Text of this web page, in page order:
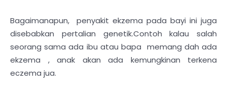
Bagaimanapun, penyakit ekzema pada bayi ini juga
disebabkan pertalian genetik.Contoh kalau salah
seorang sama ada ibu atau bapa memang dah ada
ekzema , anak akan ada kemungkinan terkena
eczema jua.